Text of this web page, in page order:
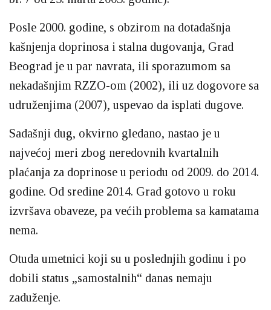
Posle 2000. godine, s obzirom na dotadašnja
kašnjenja doprinosa i stalna dugovanja, Grad
Beograd je u par navrata, ili sporazumom sa
nekadašnjim RZZO-om (2002), ili uz dogovore sa
udruženjima (2007), uspevao da isplati dugove.
Sadašnji dug, okvirno gledano, nastao je u
najvećoj meri zbog neredovnih kvartalnih
plaćanja za doprinose u periodu od 2009. do 2014.
godine. Od sredine 2014. Grad gotovo u roku
izvršava obaveze, pa većih problema sa kamatama
nema.
Otuda umetnici koji su u poslednjih godinu i po
dobili status „samostalnih“ danas nemaju
zaduženje.